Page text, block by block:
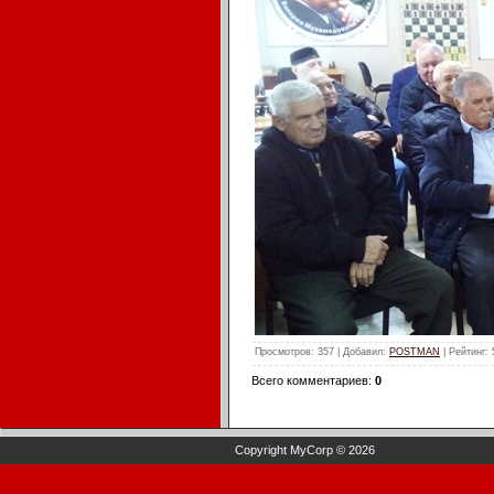
Просмотров: 357 | Добавил: POSTMAN Рейтинг:
Всего комментариев: 0
Copyright MyCorp © 2026